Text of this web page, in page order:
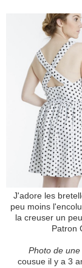
J'adore les
peu moins
la creuser un
Patron
Photo de une
cousue il y a 3